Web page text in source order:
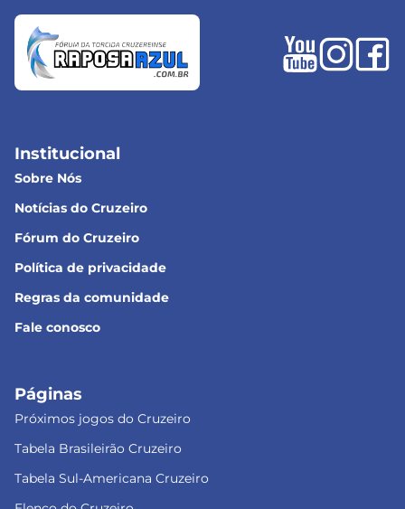
Institucional
Sobre Nós
Notícias do Cruzeiro
Fórum do Cruzeiro
Política de privacidade
Regras da comunidade
Fale conosco
Páginas
Próximos jogos do Cruzeiro
Tabela Brasileirão Cruzeiro
Tabela Sul-Americana Cruzeiro